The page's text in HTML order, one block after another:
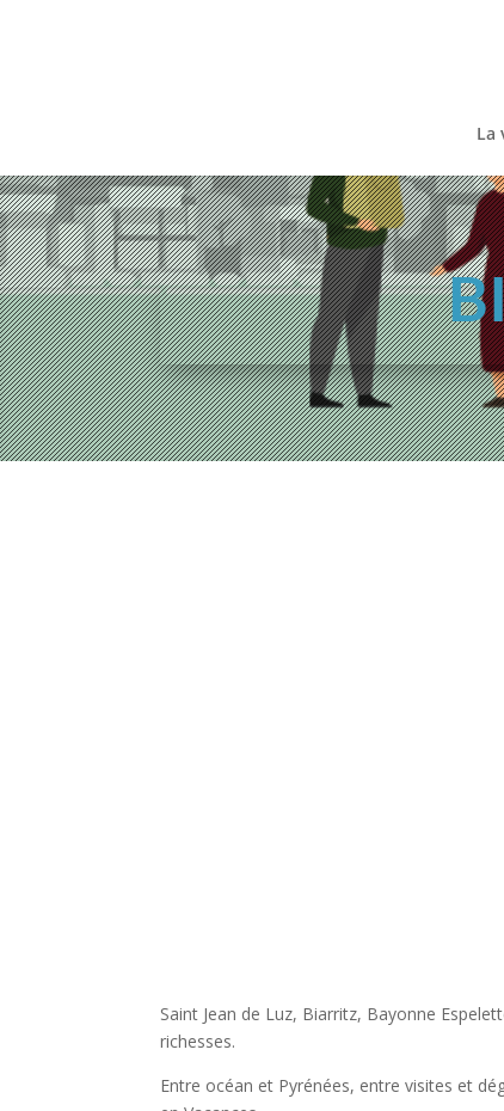
La
Saint Jean de Luz, Biarritz, Bayonne
richesses.
Entre océan et Pyrénées, entre visites et